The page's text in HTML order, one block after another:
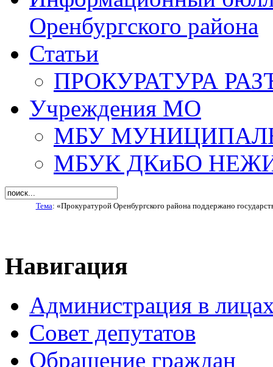
Оренбургского района
Статьи
ПРОКУРАТУРА
Учреждения МО
МБУ
МБУК ДКиБО
Тема: «Прокуратурой Оренбургского района поддержано
Навигация
Администрация в
Совет депутатов
Обращение граждан